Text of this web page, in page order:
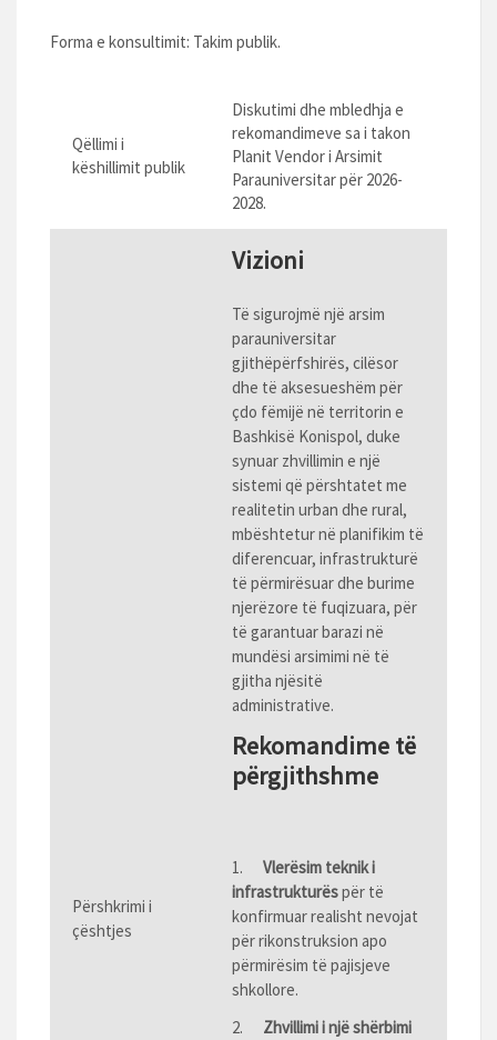
Forma e konsultimit: Takim publik.
Qëllimi i
këshillimit publik
Diskutimi dhe mbledhja e
rekomandimeve sa i takon
Planit Vendor i Arsimit
Parauniversitar për 2026-
2028.
Përshkrimi i
çështjes
Vizioni
Të sigurojmë një arsim
parauniversitar
gjithëpërfshirës, cilësor
dhe të aksesueshëm për
çdo fëmijë në territorin e
Bashkisë Konispol, duke
synuar zhvillimin e një
sistemi që përshtatet me
realitetin urban dhe rural,
mbështetur në planifikim të
diferencuar, infrastrukturë
të përmirësuar dhe burime
njerëzore të fuqizuara, për
të garantuar barazi në
mundësi arsimimi në të
gjitha njësitë
administrative.
Rekomandime të
përgjithshme
1. Vlerësim teknik i
infrastrukturëspër të
konfirmuar realisht nevojat
për rikonstruksion apo
përmirësim të pajisjeve
shkollore.
2. Zhvillimi i një shërbimi